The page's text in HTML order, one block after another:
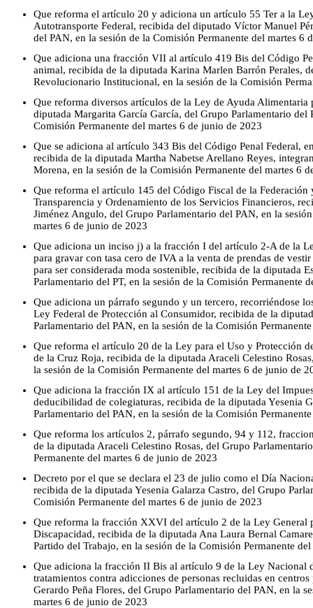
Que reforma el artículo 20 y adiciona un artículo 55 Ter a la
Autotransporte Federal, recibida del diputado Víctor Manuel
del PAN, en la sesión de la Comisión Permanente del martes 6
Que adiciona una fracción VII al artículo 419 Bis del Código
animal, recibida de la diputada Karina Marlen Barrón Perales,
Revolucionario Institucional, en la sesión de la Comisión
Que reforma diversos artículos de la Ley de Ayuda Alimentaria
diputada Margarita García García, del Grupo Parlamentario del
Comisión Permanente del martes 6 de junio de 2023
Que se adiciona al artículo 343 Bis del Código Penal Federal,
recibida de la diputada Martha Nabetse Arellano Reyes,
Morena, en la sesión de la Comisión Permanente del martes 6
Que reforma el artículo 145 del Código Fiscal de la
Transparencia y Ordenamiento de los Servicios Financieros,
Jiménez Angulo, del Grupo Parlamentario del PAN, en la
martes 6 de junio de 2023
Que adiciona un inciso j) a la fracción I del artículo 2-A de la
para gravar con tasa cero de IVA a la venta de prendas de
para ser considerada moda sostenible, recibida de la diputada
Parlamentario del PT, en la sesión de la Comisión Permanente
Que adiciona un párrafo segundo y un tercero, recorriéndose
Ley Federal de Protección al Consumidor, recibida de la
Parlamentario del PAN, en la sesión de la Comisión
Que reforma el artículo 20 de la Ley para el Uso y Protección
de la Cruz Roja, recibida de la diputada Araceli Celestino
la sesión de la Comisión Permanente del martes 6 de junio de
Que adiciona la fracción IX al artículo 151 de la Ley del
deducibilidad de colegiaturas, recibida de la diputada Yesenia
Parlamentario del PAN, en la sesión de la Comisión
Que reforma los artículos 2, párrafo segundo, 94 y 112,
de la diputada Araceli Celestino Rosas, del Grupo
Permanente del martes 6 de junio de 2023
Decreto por el que se declara el 23 de julio como el Día
recibida de la diputada Yesenia Galarza Castro, del Grupo
Comisión Permanente del martes 6 de junio de 2023
Que reforma la fracción XXVI del artículo 2 de la Ley General
Discapacidad, recibida de la diputada Ana Laura Bernal
Partido del Trabajo, en la sesión de la Comisión Permanente
Que adiciona la fracción II Bis al artículo 9 de la Ley Nacional
tratamientos contra adicciones de personas recluidas en
Gerardo Peña Flores, del Grupo Parlamentario del PAN, en la
martes 6 de junio de 2023